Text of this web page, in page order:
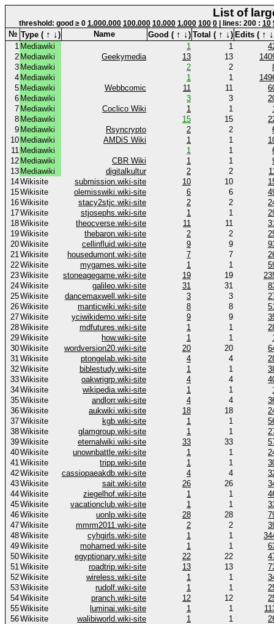
List of
threshold: good ≥ 0 1.000.000 100.000 10.000 1.000 100 0 | lines: 200 : 10
№ Type ( ↑ ↓) Name Good ( ↑ ↓) Total ( ↑ ↓) Edits ( ↑ ↓
1 Mediawiki 1 1
2 Mediawiki Geekymedia 13 13
3 Mediawiki 2 2
4 Mediawiki 1 1
5 Mediawiki Webbcomic 11 11
6 Mediawiki 3 3
7 Mediawiki Coclico Wiki 1 1
8 Mediawiki 15 15
9 Mediawiki Rsyncrypto 2 2
10 Mediawiki AMDiS Wiki 1 1
11 Mediawiki 1 1
12 Mediawiki CBR Wiki 1 1
13 Mediawiki digitalkultur 2 2
14Wikisite submission.wiki-site 10 10
15Wikisite olemisswiki.wiki-site 6 6
16Wikisite stacy2stjc.wiki-site 2 2
17Wikisite stjosephs.wiki-site 1 1
18Wikisite theocverse.wiki-site 11 11
19Wikisite thebaron.wiki-site 2 2
20Wikisite cellinfluid.wiki-site 9 9
21Wikisite housedumont.wiki-site 7 7
22Wikisite mygames.wiki-site 1 1
23Wikisite stoneagegame.wiki-site 19 19
24Wikisite galileo.wiki-site 31 31
25Wikisite dancemaxwell.wiki-site 3 3
26Wikisite manticwiki.wiki-site 8 8
27Wikisite yciwikidemo.wiki-site 9 9
28Wikisite mdfutures.wiki-site 1 1
29Wikisite how.wiki-site 1 1
30Wikisite wordversion20.wiki-site 20 20
31Wikisite ptongelab.wiki-site 4 4
32Wikisite biblestudy.wiki-site 1 1
33Wikisite oakwrigrp.wiki-site 4 4
34Wikisite wikipedia.wiki-site 1 1
35Wikisite andlorr.wiki-site 4 4
36Wikisite aukwiki.wiki-site 18 18
37Wikisite kgb.wiki-site 1 1
38Wikisite glamgroup.wiki-site 1 1
39Wikisite eternalwiki.wiki-site 33 33
40Wikisite unownbattle.wiki-site 1 1
41Wikisite tripp.wiki-site 1 1
42Wikisite cassiopaeakdb.wiki-site 4 4
43Wikisite sait.wiki-site 26 26
44Wikisite ziegelhof.wiki-site 1 1
45Wikisite vacationclub.wiki-site 1 1
46Wikisite uonlp.wiki-site 28 28
47Wikisite mmrm2011.wiki-site 2 2
48Wikisite cyhgirls.wiki-site 1 1
49Wikisite mohamed.wiki-site 1 1
50Wikisite egyptionary.wiki-site 22 22
51Wikisite roadtrip.wiki-site 13 13
52Wikisite wireless.wiki-site 1 1
53Wikisite rudolf.wiki-site 1 1
54Wikisite pranch.wiki-site 12 12
55Wikisite luminai.wiki-site 1 1
56Wikisite walibiworld.wiki-site 1 1